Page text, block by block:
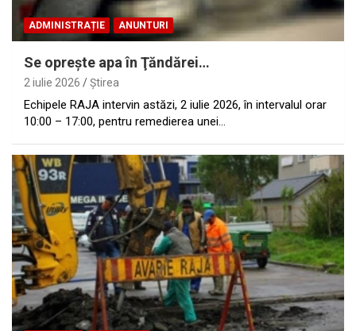
ADMINISTRAȚIE ANUNTURI
Se opreşte apa în Ţăndărei…
2 iulie 2026 Ştirea
Echipele RAJA intervin astăzi, 2 iulie 2026, în intervalul orar
10:00 – 17:00, pentru remedierea unei…